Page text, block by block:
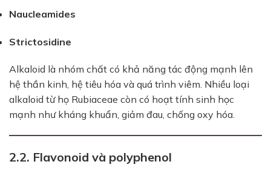
Naucleamides
Strictosidine
Alkaloid là nhóm chất có khả năng tác động mạnh lên
hệ thần kinh, hệ tiêu hóa và quá trình viêm. Nhiều loại
alkaloid từ họ Rubiaceae còn có hoạt tính sinh học
mạnh như kháng khuẩn, giảm đau, chống oxy hóa.
2.2. Flavonoid và polyphenol